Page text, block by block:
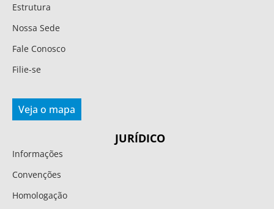
Estrutura
Nossa Sede
Fale Conosco
Filie-se
Veja o mapa
JURÍDICO
Informações
Convenções
Homologação